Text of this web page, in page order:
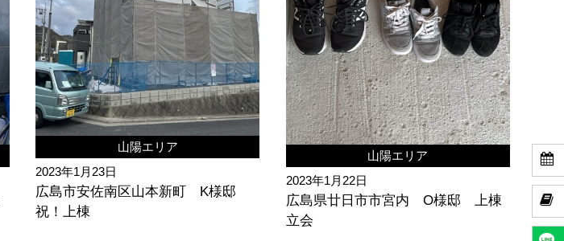


山陽エリア
2023年1月23日
広島市安佐南区山本新町 K様邸
祝！上棟
山陽エリア
2023年1月22日
広島県廿日市市宮内 O様邸 上棟
立会